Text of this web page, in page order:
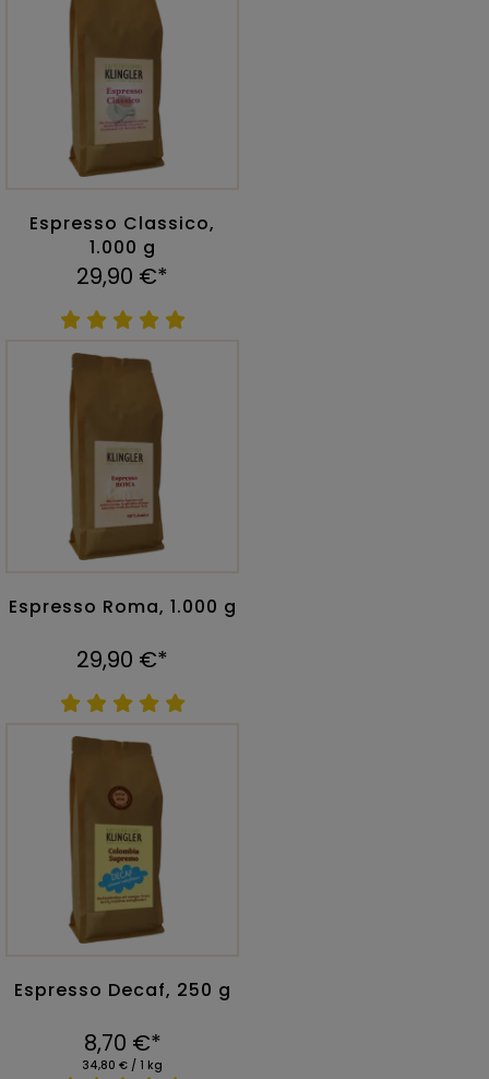
Espresso Classico,
1.000 g
29,90 €*
Espresso Roma, 1.000 g
29,90 €*
Espresso Decaf, 250 g
8,70 €*
34,80 € / 1 kg